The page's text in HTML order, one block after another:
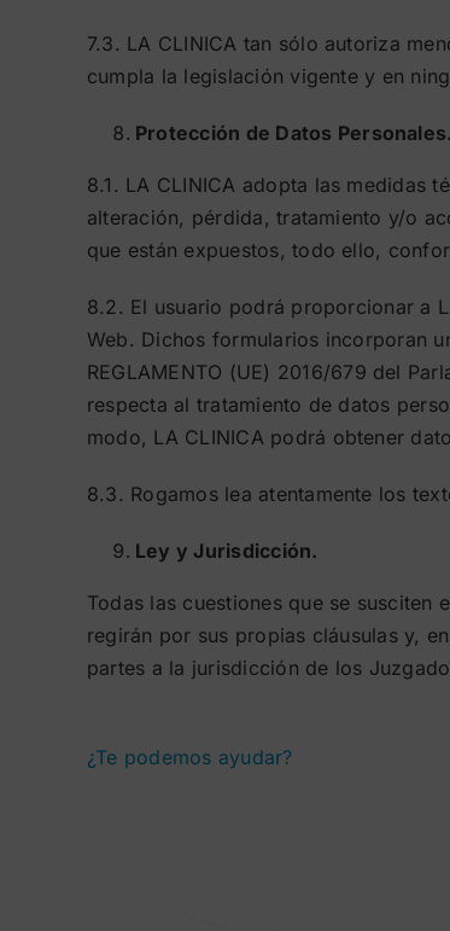
7.3. LA CLINICA tan sólo autoriza
cumpla la legislación vigente y en
Protección de Datos Personales.
8.1. LA CLINICA adopta las medidas
alteración, pérdida, tratamiento y/o
que están expuestos, todo ello,
8.2. El usuario podrá proporcionar a
Web. Dichos formularios incorporan
REGLAMENTO (UE) 2016/679 del
respecta al tratamiento de datos
modo, LA CLINICA podrá obtener
8.3. Rogamos lea atentamente los
Ley y Jurisdicción.
Todas las cuestiones que se
regirán por sus propias cláusulas y,
partes a la jurisdicción de los
¿Te podemos ayudar?